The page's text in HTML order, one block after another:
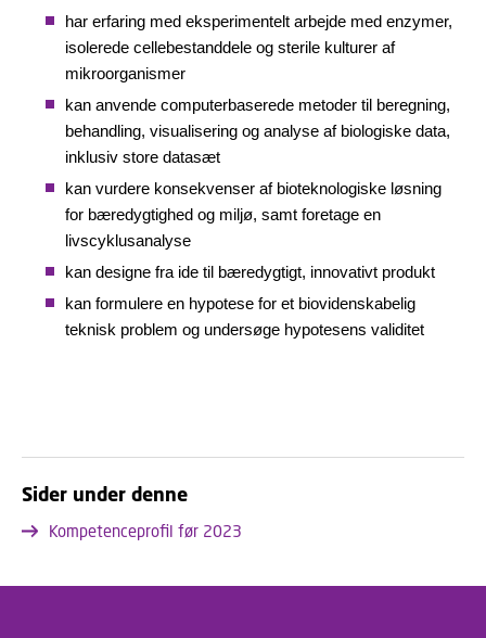
har erfaring med eksperimentelt arbejde med enzymer,
isolerede cellebestanddele og sterile kulturer af
mikroorganismer
kan anvende computerbaserede metoder til beregning,
behandling, visualisering og analyse af biologiske data,
inklusiv store datasæt
kan vurdere konsekvenser af bioteknologiske løsning
for bæredygtighed og miljø, samt foretage en
livscyklusanalyse
kan designe fra ide til bæredygtigt, innovativt produkt
kan formulere en hypotese for et biovidenskabelig
teknisk problem og undersøge hypotesens validitet
Sider under denne
Kompetenceprofil før 2023